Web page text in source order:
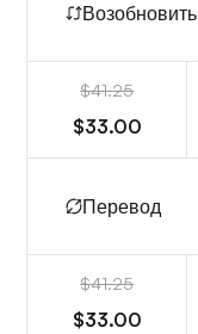
Возобновить
$41.25
$33.00
Перевод
$41.25
$33.00